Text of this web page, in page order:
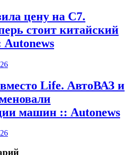
цену на C7.
стоит китайский
Autonews
Life. АвтоВАЗ и
машин :: Autonews